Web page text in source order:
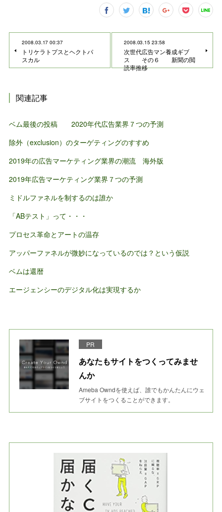
2008.03.17 00:37
トリケラトプスとヘクトパ
スカル
2008.03.15 23:58
次世代広告マン養成ギブ
ス その６ 新聞の閲
読率推移
関連記事
ベム最後の投稿 2020年代広告業界７つの予測
除外（exclusion）のターゲティングのすすめ
2019年の広告マーケティング業界の潮流 海外版
2019年広告マーケティング業界７つの予測
ミドルファネルを制するのは誰か
「ABテスト」って・・・
プロセス革命とアートの温存
アッパーファネルが微妙になっているのでは？という仮説
ベムは還暦
エージェンシーのデジタル化は実現するか
PR
あなたもサイトをつくってみませ
んか
Ameba Owndを使えば、誰でもかんたんにウェ
ブサイトをつくることができます。